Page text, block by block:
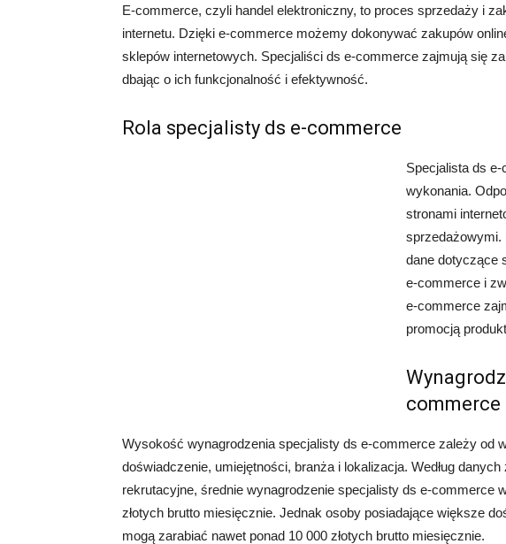
E-commerce, czyli handel elektroniczny, to proces sprzedaży i
internetu. Dzięki e-commerce możemy dokonywać zakupów
sklepów internetowych. Specjaliści ds e-commerce zajmują się
dbając o ich funkcjonalność i efektywność.
Rola specjalisty ds e-commerce
Specjalista ds
wykonania.
stronami
sprzedażowymi.
dane dotyczące
e-commerce i
e-commerce
promocją
commerce
Wysokość wynagrodzenia specjalisty ds e-commerce zależy od
doświadczenie, umiejętności, branża i lokalizacja. Według
rekrutacyjne, średnie wynagrodzenie specjalisty ds e-commerce
złotych brutto miesięcznie. Jednak osoby posiadające większe
mogą zarabiać nawet ponad 10 000 złotych brutto miesięcznie.